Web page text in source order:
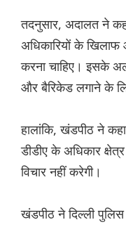
तदनुसार, अदालत ने
अधिकारियों के खिलाफ
करना चाहिए। इसके
और बैरिकेड लगाने के
हालांकि, खंडपीठ ने
डीडीए के अधिकार
विचार नहीं करेगी।
खंडपीठ ने दिल्ली